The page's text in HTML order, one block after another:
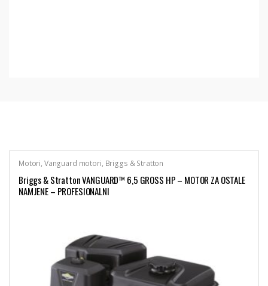
Motori, Vanguard motori, Briggs & Stratton
Briggs & Stratton VANGUARD™ 6,5 GROSS HP – MOTOR ZA OSTALE
NAMJENE – PROFESIONALNI